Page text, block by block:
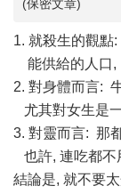
(保密文章)
1. 就殺生的觀點
能供給的人口,
2. 對身體而言:
尤其對女生是
3. 對靈而言: 那
也許, 連吃都不
結論是, 就不要